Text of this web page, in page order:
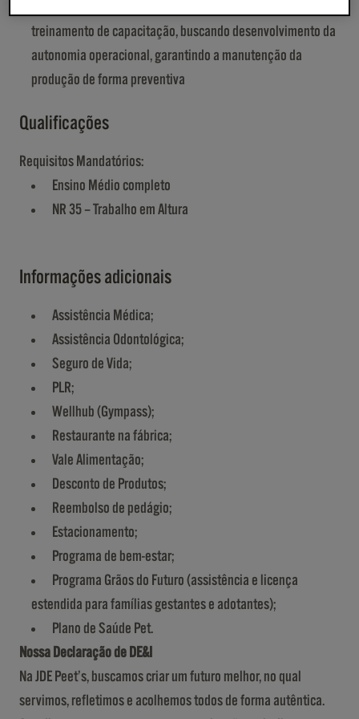
treinamento de capacitação, buscando desenvolvimento da
autonomia operacional, garantindo a manutenção da
produção de forma preventiva
Qualificações
Requisitos Mandatórios:
Ensino Médio completo
NR 35 – Trabalho em Altura
Informações adicionais
Assistência Médica;
Assistência Odontológica;
Seguro de Vida;
PLR;
Wellhub (Gympass);
Restaurante na fábrica;
Vale Alimentação;
Desconto de Produtos;
Reembolso de pedágio;
Estacionamento;
Programa de bem-estar;
Programa Grãos do Futuro (assistência e licença
estendida para famílias gestantes e adotantes);
Plano de Saúde Pet.
Nossa Declaração de DE&I
Na JDE Peet’s, buscamos criar um futuro melhor, no qual
servimos, refletimos e acolhemos todos de forma autêntica.